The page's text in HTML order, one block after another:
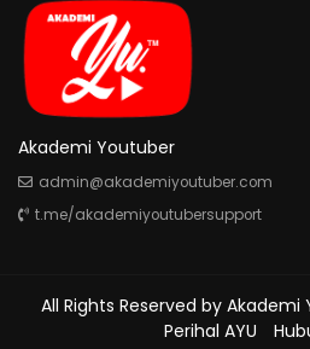
Akademi Youtuber
admin@akademiyoutuber.com
t.me/akademiyoutubersupport
All Rights Reserved by Akademi
Perihal AYU